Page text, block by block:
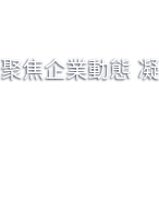
聚焦企業動態